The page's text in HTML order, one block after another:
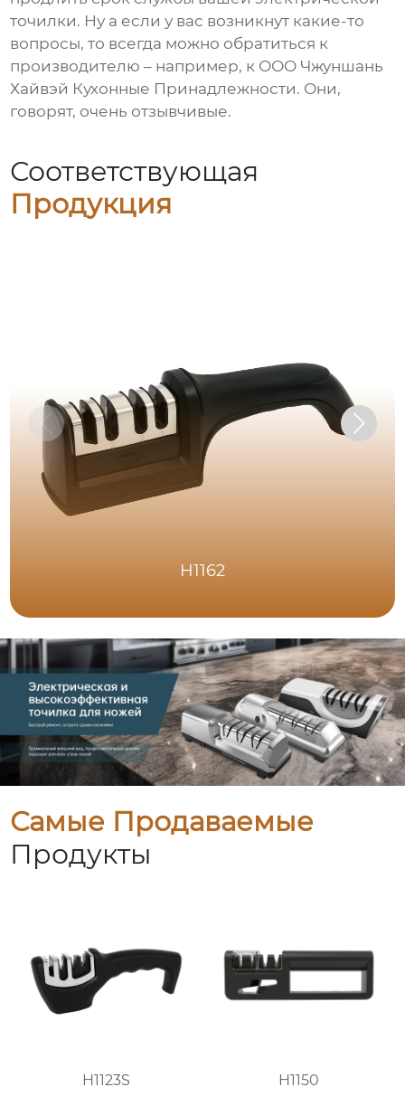
точилки. Ну а если у вас возникнут какие-то
вопросы, то всегда можно обратиться к
производителю – например, к ООО Чжуншань
Хайвэй Кухонные Принадлежности. Они,
говорят, очень отзывчивые.
Соответствующая
Продукция
H1162
Самые Продаваемые
Продукты
H1123S H1150